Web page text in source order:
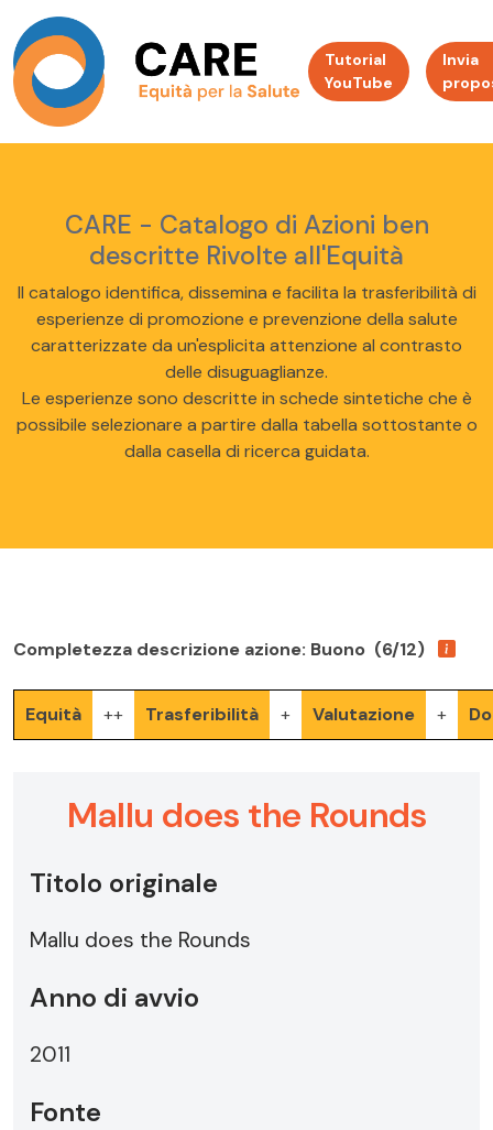
Tutorial
YouTube
Invia
CARE - Catalogo di Azioni ben
descritte Rivolte all'Equità
Il catalogo identifica, dissemina e facilita la trasferibilità di
esperienze di promozione e prevenzione della salute
caratterizzate da un'esplicita attenzione al contrasto
delle disuguaglianze.
Le esperienze sono descritte in schede sintetiche che è
possibile selezionare a partire dalla tabella sottostante o
dalla casella di ricerca guidata.
Completezza descrizione azione: Buono (6/12)
Equità ++ Trasferibilità + Valutazione +
Mallu does the Rounds
Titolo originale
Mallu does the Rounds
Anno di avvio
2011
Fonte